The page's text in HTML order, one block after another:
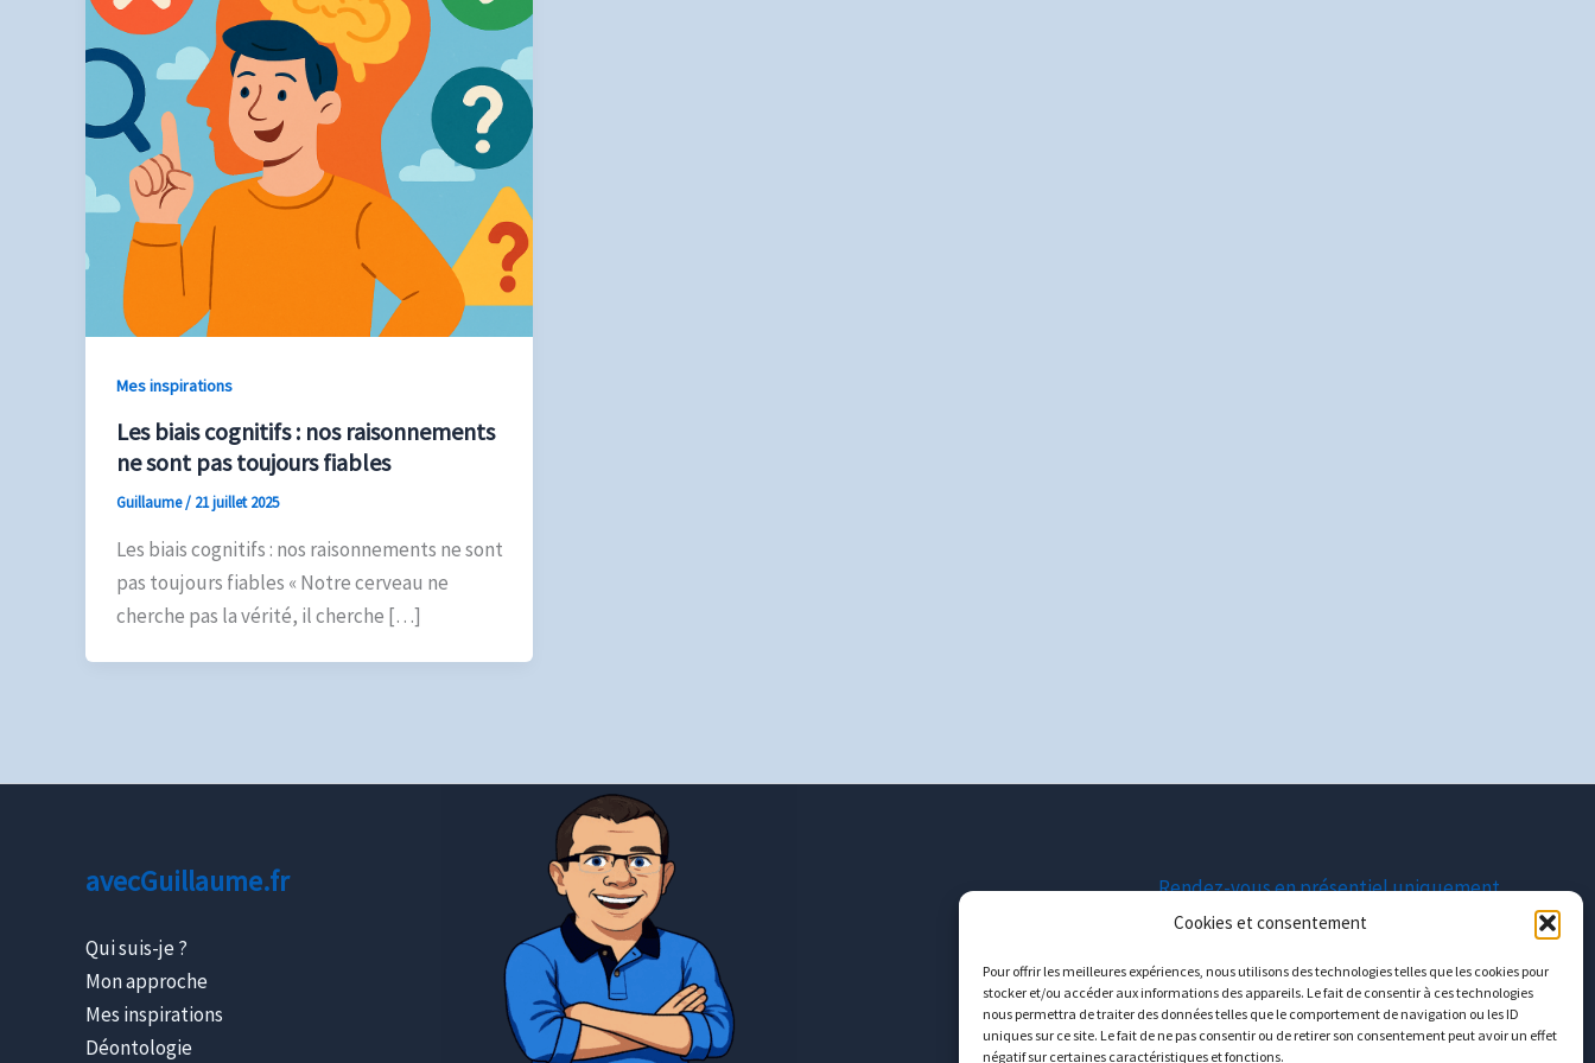
Cookies et consentement
Pour offrir les meilleures expériences, nous utilisons des technologies telles que les cookies pour
stocker et/ou accéder aux informations des appareils. Le fait de consentir à ces technologies
nous permettra de traiter des données telles que le comportement de navigation ou les ID
uniques sur ce site. Le fait de ne pas consentir ou de retirer son consentement peut avoir un effet
négatif sur certaines caractéristiques et fonctions.
Mes inspirations
Les biais cognitifs : nos raisonnements
ne sont pas toujours fiables
Guillaume/ 21 juillet 2025
Les biais cognitifs : nos raisonnements ne sont
pas toujours fiables « Notre cerveau ne
cherche pas la vérité, il cherche […]
avecGuillaume.fr
Qui suis-je ?
Mon approche
Mes inspirations
Déontologie
Rendez-vous en présentiel uniquement
contact@avecguillaume.fr
0612061102